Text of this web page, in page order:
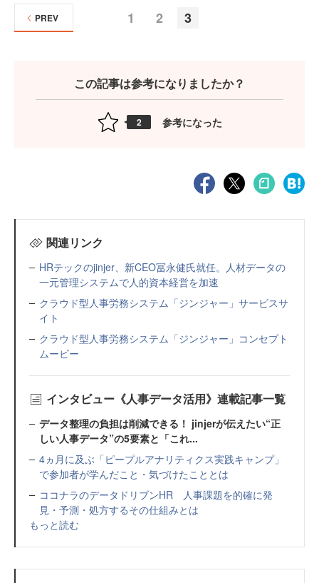
1 2 3
PREV
この記事は参考になりましたか？
2 参考になった
関連リンク
HRテックのjinjer、新CEO冨永健氏就任。人材データの
一元管理システムで人的資本経営を加速
クラウド型人事労務システム「ジンジャー」サービスサ
イト
クラウド型人事労務システム「ジンジャー」コンセプト
ムービー
インタビュー《人事データ活用》連載記事一覧
データ整理の負担は削減できる！ jinjerが伝えたい“正
しい人事データ”の5要素と「これ...
4ヵ月に及ぶ「ピープルアナリティクス実践キャンプ」
で参加者が学んだこと・気づけたこととは
ココナラのデータドリブンHR 人事課題を的確に発
見・予測・処方するその仕組みとは
もっと読む